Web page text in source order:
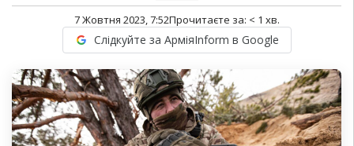
7 Жовтня 2023, 7:52Прочитаєте за: < 1 хв.
Слідкуйте за АрміяInform в Google